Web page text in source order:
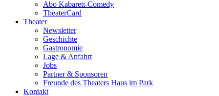
Abo Kabarett-Comedy
TheaterCard
Theater
Newsletter
Geschichte
Gastronomie
Lage & Anfahrt
Jobs
Partner & Sponsoren
Freunde des Theaters Haus im Park
Kontakt